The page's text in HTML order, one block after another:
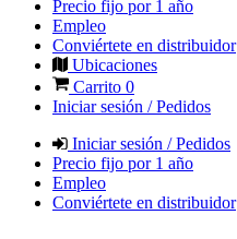
Precio fijo por 1 año
Empleo
Conviértete en distribuidor
Ubicaciones
Carrito 0
Iniciar sesión / Pedidos
Iniciar sesión / Pedidos
Precio fijo por 1 año
Empleo
Conviértete en distribuidor